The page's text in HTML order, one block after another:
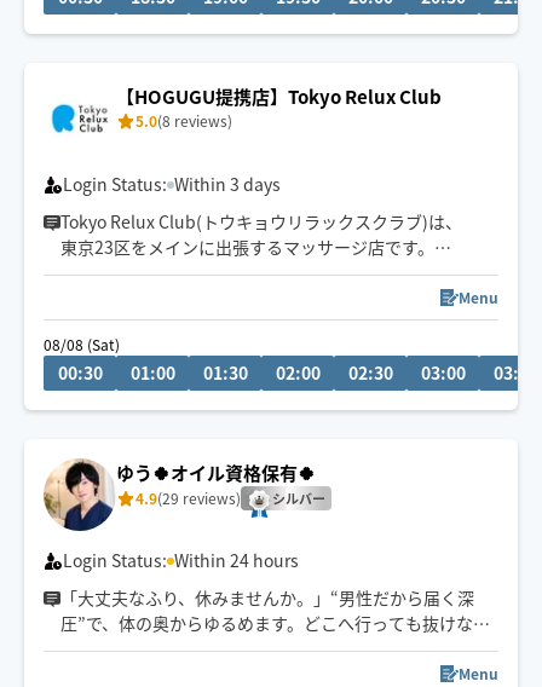
日祝14時〜22時半
【HOGUGU提携店】Tokyo Relux Club
5.0(8 reviews)
Login Status: Within 3 days
Tokyo Relux Club(トウキョウリラックスクラブ)は、
東京23区をメインに出張するマッサージ店です。
セラピストは大手高級スパや大手エステサロンなどで10
5000時間以上の施術経験を持つセラピストのみが在籍し
ております。
ペア施術もリクエスト可能です。ご希望の場合は事前チ
Menu
08/08 (Sat)
00:30 01:00 01:30 02:00 02:30 03:00 03:30
ゆう🍀オイル資格保有🍀
4.9(29 reviews) シルバー
Login Status: Within 24 hours
「大丈夫なふり、休みませんか。」“男性だから届く深
圧”で、体の奥からゆるめます。どこへ行っても抜けなか
った首肩こり・脳疲労へ。
その場だけでなく、翌日の軽さまで変わる施術です😌Menu